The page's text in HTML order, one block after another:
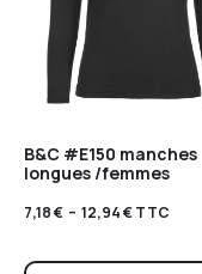
B&C #E150 manches
longues /femmes
7,18€ – 12,94€TTC